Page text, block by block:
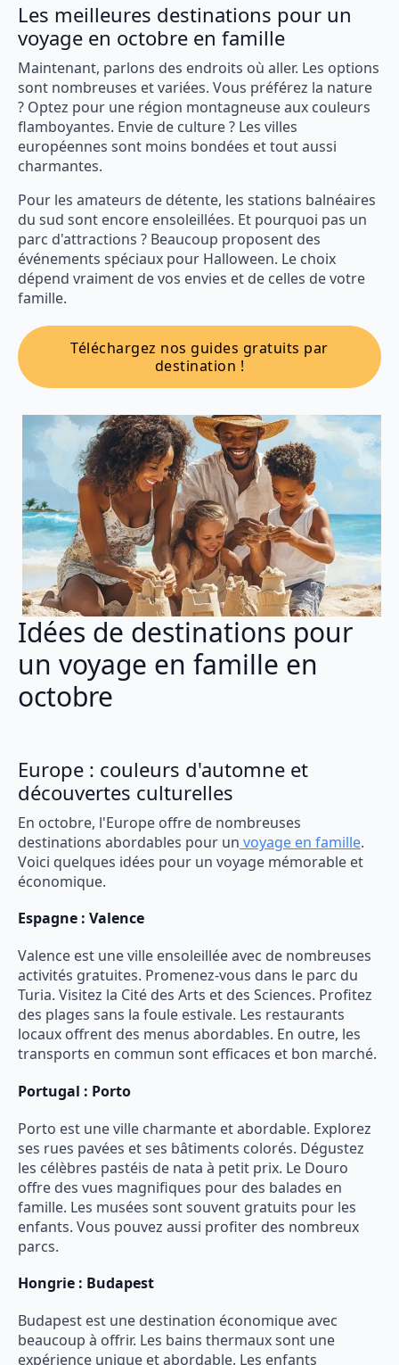
Les meilleures destinations pour un
voyage en octobre en famille
Maintenant, parlons des endroits où aller. Les options
sont nombreuses et variées. Vous préférez la nature
? Optez pour une région montagneuse aux couleurs
flamboyantes. Envie de culture ? Les villes
européennes sont moins bondées et tout aussi
charmantes.
Pour les amateurs de détente, les stations balnéaires
du sud sont encore ensoleillées. Et pourquoi pas un
parc d'attractions ? Beaucoup proposent des
événements spéciaux pour Halloween. Le choix
dépend vraiment de vos envies et de celles de votre
famille.
Téléchargez nos guides gratuits par
destination !
Idées de destinations pour
un voyage en famille en
octobre
Europe : couleurs d'automne et
découvertes culturelles
En octobre, l'Europe offre de nombreuses
destinations abordables pour un voyage en famille.
Voici quelques idées pour un voyage mémorable et
économique.
Espagne : Valence
Valence est une ville ensoleillée avec de nombreuses
activités gratuites. Promenez-vous dans le parc du
Turia. Visitez la Cité des Arts et des Sciences. Profitez
des plages sans la foule estivale. Les restaurants
locaux offrent des menus abordables. En outre, les
transports en commun sont efficaces et bon marché.
Portugal : Porto
Porto est une ville charmante et abordable. Explorez
ses rues pavées et ses bâtiments colorés. Dégustez
les célèbres pastéis de nata à petit prix. Le Douro
offre des vues magnifiques pour des balades en
famille. Les musées sont souvent gratuits pour les
enfants. Vous pouvez aussi profiter des nombreux
parcs.
Hongrie : Budapest
Budapest est une destination économique avec
beaucoup à offrir. Les bains thermaux sont une
expérience unique et abordable. Les enfants